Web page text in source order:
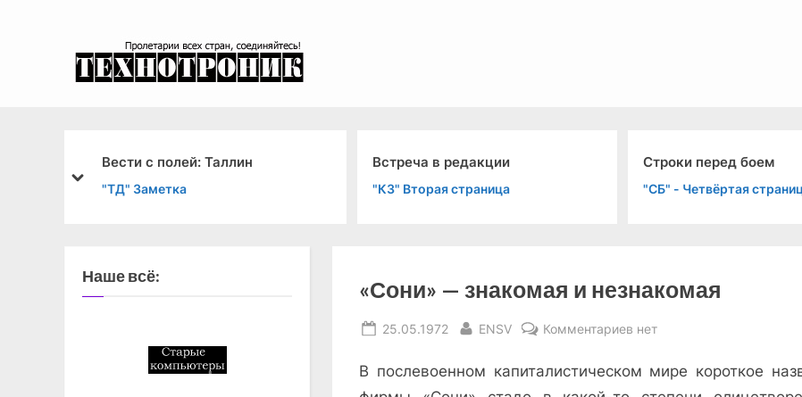
Вести с полей: Таллин
"ТД" Заметка
Встреча в редакции
"КЗ" Вторая страница
Строки перед боем
"СБ" - Четвёртая
prev
next
«Сони» — знакомая и незнакомая
Posted
25.05.1972 By
ENSV Комментариев к
«Сони»
нет
В послевоенном капиталистическом мире короткое
Наше всё: